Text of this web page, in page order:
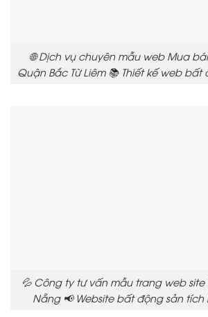
🌐 Dịch vụ chuyên mẫu web Mua
Quận Bắc Từ Liêm 📚 Thiết kế web bất
💦 Công ty tư vấn mẫu trang web
Nẵng 📢 Website bất động sản